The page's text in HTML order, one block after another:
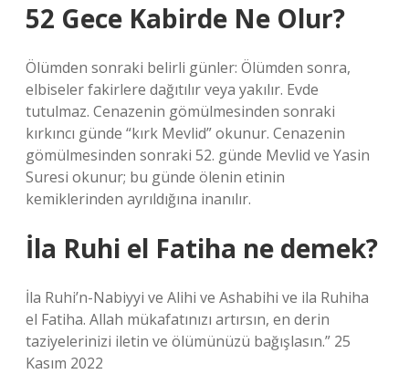
52 Gece Kabirde Ne Olur?
Ölümden sonraki belirli günler: Ölümden sonra,
elbiseler fakirlere dağıtılır veya yakılır. Evde
tutulmaz. Cenazenin gömülmesinden sonraki
kırkıncı günde “kırk Mevlid” okunur. Cenazenin
gömülmesinden sonraki 52. günde Mevlid ve Yasin
Suresi okunur; bu günde ölenin etinin
kemiklerinden ayrıldığına inanılır.
İla Ruhi el Fatiha ne demek?
İla Ruhi’n-Nabiyyi ve Alihi ve Ashabihi ve ila Ruhiha
el Fatiha. Allah mükafatınızı artırsın, en derin
taziyelerinizi iletin ve ölümünüzü bağışlasın.” 25
Kasım 2022